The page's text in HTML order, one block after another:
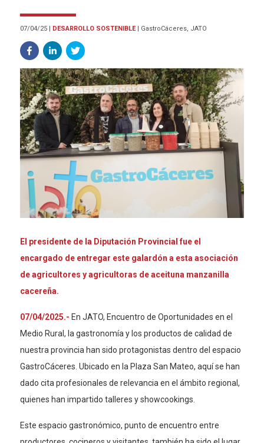
07/04/25 | DESARROLLO SOSTENIBLE | GastroCáceres, JATO
El presidente de la Diputación Provincial fue el
encargado de entregar este galardón a esta asociación
de agricultores y agricultoras de aceituna manzanilla
cacereña.
07/04/2025.- En JATO, Encuentro de Oportunidades en el
Medio Rural, la gastronomía y los productos de calidad de
nuestra provincia han sido protagonistas dentro del espacio
GastroCáceres. Ubicado en la Plaza San Mateo, aquí se han
dado cita profesionales de relevancia en el ámbito regional,
quienes han impartido talleres y showcookings.
Este espacio gastronómico, punto de encuentro entre